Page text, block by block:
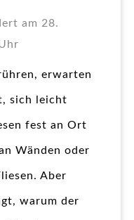
am 28.
erwarten
sich leicht
fest an Ort
Wänden oder
Aber
warum der